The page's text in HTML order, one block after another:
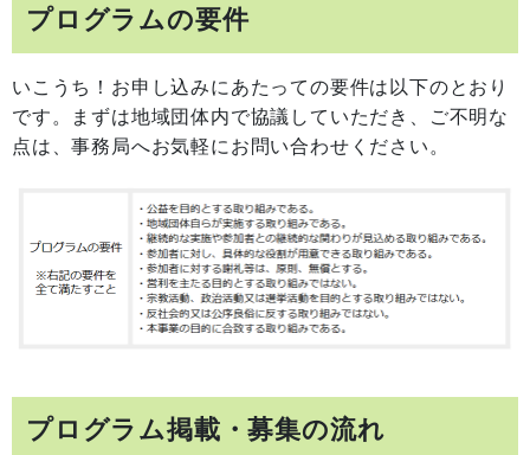
プログラムの要件
いこうち！お申し込みにあたっての要件は以下のとおり
です。まずは地域団体内で協議していただき、ご不明な
点は、事務局へお気軽にお問い合わせください。
プログラム掲載・募集の流れ